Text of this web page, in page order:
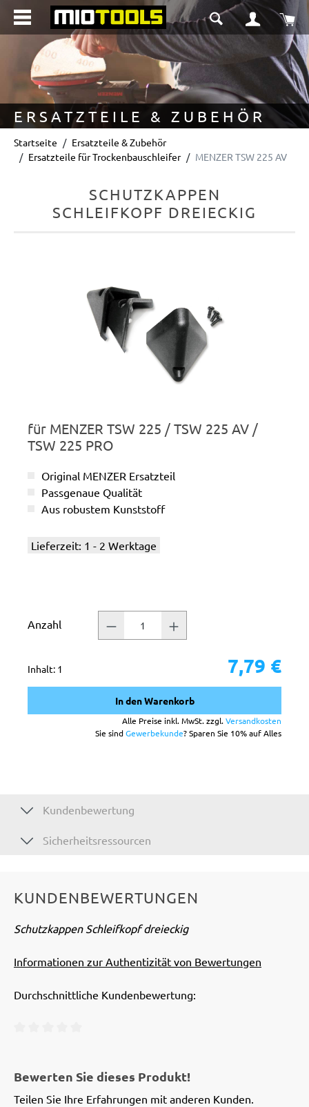
springen
ERSATZTEILE & ZUBEHÖR
Startseite
Ersatzteile & Zubehör
Ersatzteile für Trockenbauschleifer
MENZER TSW 225 AV
SCHUTZKAPPEN
SCHLEIFKOPF DREIECKIG
für MENZER TSW 225 / TSW 225 AV /
TSW 225 PRO
Original MENZER Ersatzteil
Passgenaue Qualität
Aus robustem Kunststoff
Lieferzeit: 1 - 2 Werktage
Anzahl
Inhalt: 1 7,79 €
In den Warenkorb
Alle Preise inkl. MwSt. zzgl.Versandkosten
Sie sindGewerbekunde? Sparen Sie 10% auf Alles
Kundenbewertung
Sicherheitsressourcen
KUNDENBEWERTUNGEN
Schutzkappen Schleifkopf dreieckig
Informationen zur Authentizität von Bewertungen
Durchschnittliche Kundenbewertung:
Bewerten Sie dieses Produkt!
Teilen Sie Ihre Erfahrungen mit anderen Kunden.